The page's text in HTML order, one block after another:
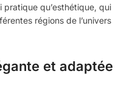
qu’esthétique, qui
régions de l’univers
et adaptée